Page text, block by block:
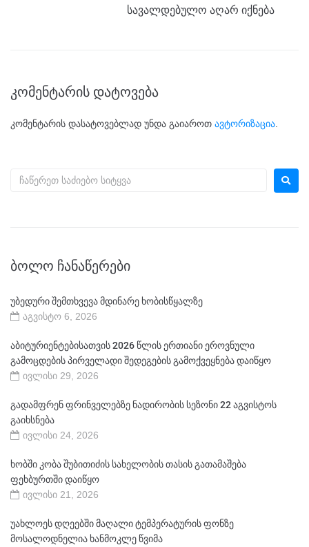
სავალდებულო აღარ იქნება
კომენტარის დატოვება
კომენტარის დასატოვებლად უნდა გაიაროთ ავტორიზაცია
ᲑᲝᲚᲝ ᲩᲐᲜᲐᲬᲔᲠᲔᲑᲘ
უბედური შემთხვევა მდინარე ხობისწყალზე
აგვისტო 6, 2026
აბიტურიენტებისათვის 2026 წლის ერთიანი ეროვნული
გამოცდების პირველადი შედეგების გამოქვეყნება დაიწყო
ივლისი 29, 2026
გადამფრენ ფრინველებზე ნადირობის სეზონი 22 აგვისტოს
გაიხსნება
ივლისი 24, 2026
ხობში კობა შუბითიძის სახელობის თასის გათამაშება
ფეხბურთში დაიწყო
ივლისი 21, 2026
უახლოეს დღეებში მაღალი ტემპერატურის ფონზე
მოსალოდნელია ხანმოკლე წვიმა